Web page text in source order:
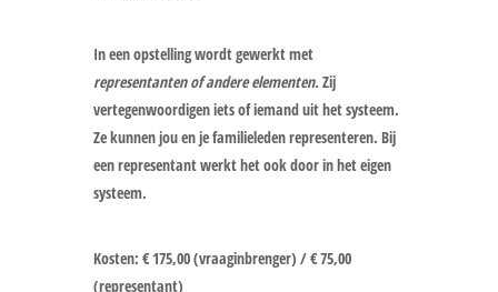
In een opstelling wordt gewerkt met
representanten of andere elementen.Zij
vertegenwoordigen iets of iemand uit het systeem.
Ze kunnen jou en je familieleden representeren. Bij
een representant werkt het ook door in het eigen
systeem.
Kosten: € 175,00 (vraaginbrenger) / € 75,00
(representant)